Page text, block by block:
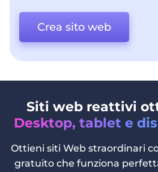
Crea sito web
Siti web reattivi
Desktop, tablet e
Ottieni siti Web straordinari
gratuito che funziona